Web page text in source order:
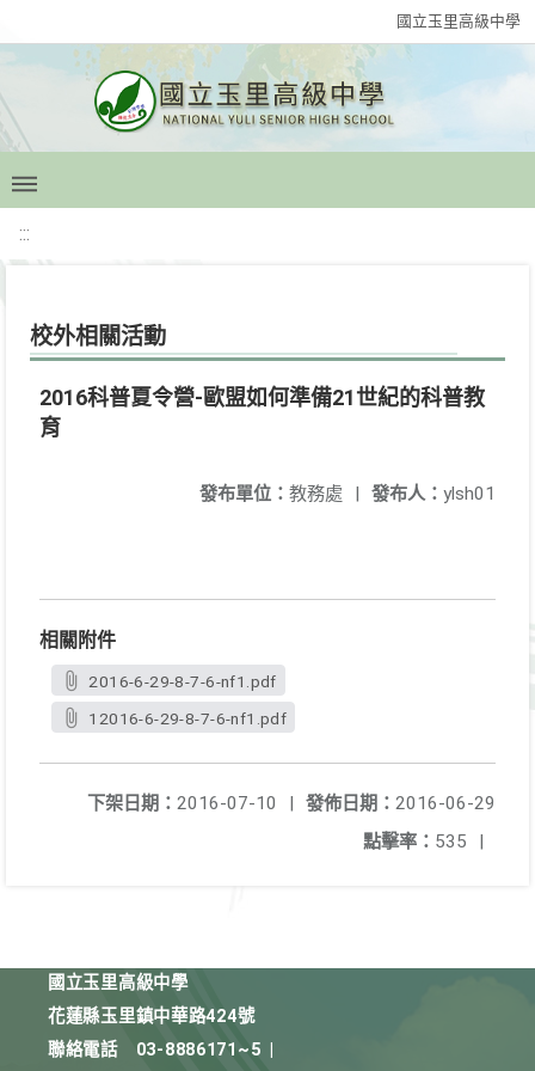
國立玉里高級中學
:::
校外相關活動
2016科普夏令營-歐盟如何準備21世紀的科普教
育
發布人： ylsh01
發布單位： 教務處 |
相關附件
2016-6-29-8-7-6-nf1.pdf
12016-6-29-8-7-6-nf1.pdf
發佈日期： 2016-06-29
下架日期： 2016-07-10
|
點擊率： 535 |
國立玉里高級中學
花蓮縣玉里鎮中華路424號
聯絡電話
03-8886171~5